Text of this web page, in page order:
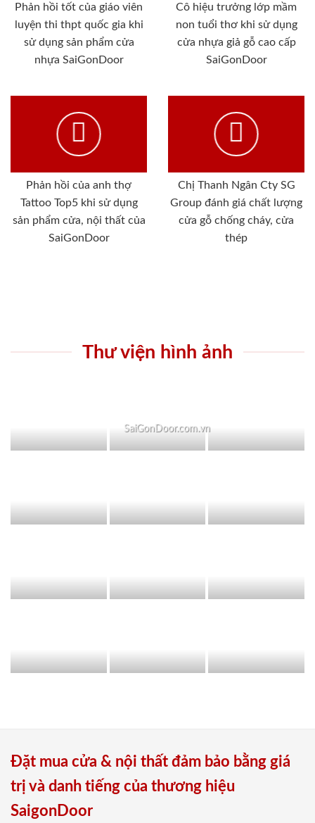
Phản hồi tốt của giáo viên
luyện thi thpt quốc gia khi
sử dụng sản phẩm cửa
nhựa SaiGonDoor
Cô hiệu trưởng lớp mầm
non tuổi thơ khi sử dụng
cửa nhựa giả gỗ cao cấp
SaiGonDoor
Phản hồi của anh thợ
Tattoo Top5 khi sử dụng
sản phẩm cửa, nội thất của
SaiGonDoor
Chị Thanh Ngân Cty SG
Group đánh giá chất lượng
cửa gỗ chống cháy, cửa
thép
Thư viện hình ảnh
SaiGonDoor.com.vn
Đặt mua cửa & nội thất đảm bảo bằng giá
trị và danh tiếng của thương hiệu
SaigonDoor